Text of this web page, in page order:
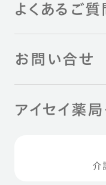
よくあるご質
お問い合せ
アイセイ薬
介